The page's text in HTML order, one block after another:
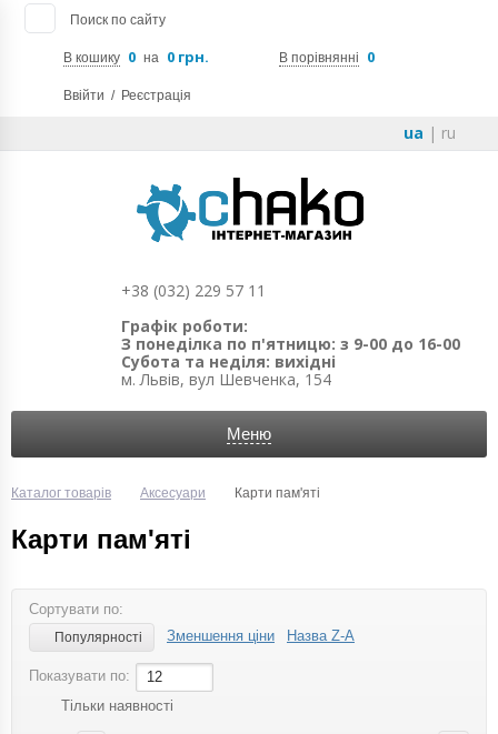
Поиск по сайту
В кошику 0 на 0 грн. В порівнянні 0
Ввійти / Реєстрація
ua | ru
+38 (032) 229 57 11
Графік роботи:
З понеділка по п'ятницю: з 9-00 до 16-00
Субота та неділя: вихідні
м. Львів, вул Шевченка, 154
Меню
Каталог товарів Аксесуари Карти пам'яті
Карти пам'яті
Сортувати по:
Популярності Зменшення ціни Назва Z-A
Показувати по:
12
Тільки наявності